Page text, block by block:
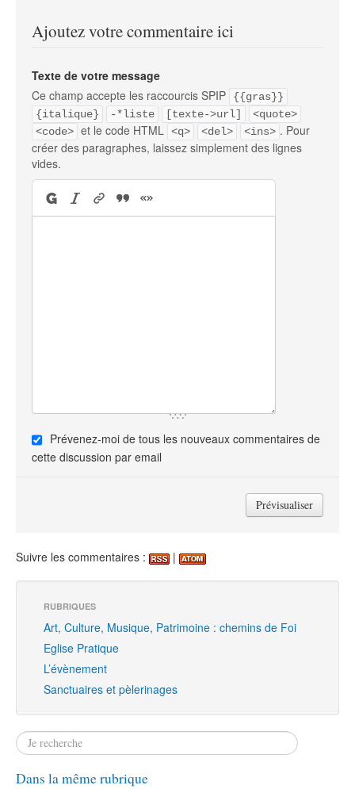
Ajoutez votre commentaire ici
Texte de votre message
Ce champ accepte les raccourcis SPIP
{{gras}}
{italique}
-*liste [texte->url]
<quote>
<code> et le code HTML <q> <del> <ins> . Pour
créer des paragraphes, laissez simplement des lignes
vides.
Prévenez-moi de tous les nouveaux commentaires de
cette discussion par email
Suivre les commentaires : |
RUBRIQUES
Art, Culture, Musique, Patrimoine : chemins de Foi
Eglise Pratique
L’évènement
Sanctuaires et pèlerinages
Dans la même rubrique